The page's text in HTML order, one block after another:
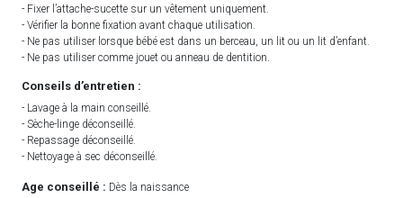
- Fixer l’attache-sucette sur un vêtement uniquement.
- Vérifier la bonne fixation avant chaque utilisation.
- Ne pas utiliser lorsque bébé est dans un berceau, un lit ou un lit d’enfant.
- Ne pas utiliser comme jouet ou anneau de dentition.
Conseils d’entretien :
- Lavage à la main conseillé.
- Sèche-linge déconseillé.
- Repassage déconseillé.
- Nettoyage à sec déconseillé.
Age conseillé : Dès la naissance